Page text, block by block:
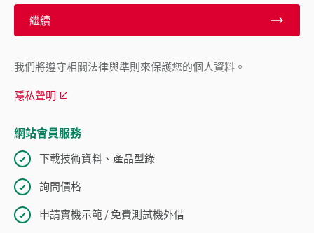
繼續
我們將遵守相關法律與準則來保護您的個人資料。
隱私聲明
網站會員服務
下載技術資料、產品型錄
詢問價格
申請實機示範 / 免費測試機外借